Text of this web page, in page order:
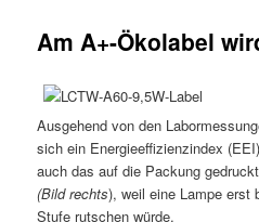
Am A+-Ökolabel
Ausgehend von den
sich ein Energieeffizienzindex
auch das auf die Packung
(Bild rechts), weil eine Lampe erst
Stufe rutschen würde.